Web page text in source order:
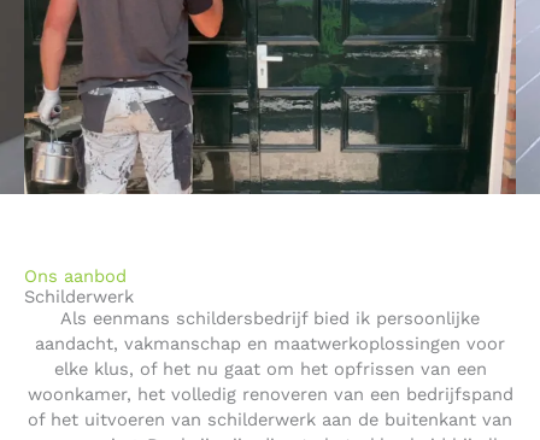
Ons aanbod
Schilderwerk
Als eenmans schildersbedrijf bied ik persoonlijke
aandacht, vakmanschap en maatwerkoplossingen voor
elke klus, of het nu gaat om het opfrissen van een
woonkamer, het volledig renoveren van een bedrijfspand
of het uitvoeren van schilderwerk aan de buitenkant van